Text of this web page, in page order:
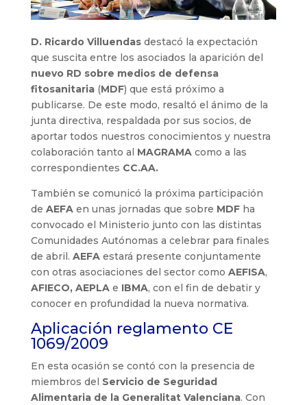
D. Ricardo Villuendasdestacó la expectación
que suscita entre los asociados la aparición del
nuevo RD sobre medios de defensa
fitosanitaria(MDF) que está próximo a
publicarse. De este modo, resaltó el ánimo de la
junta directiva, respaldada por sus socios, de
aportar todos nuestros conocimientos y nuestra
colaboración tanto al MAGRAMAcomo a las
correspondientes CC.AA.
También se comunicó la próxima participación
de AEFAen unas jornadas que sobre MDFha
convocado el Ministerio junto con las distintas
Comunidades Autónomas a celebrar para finales
de abril. AEFAestará presente conjuntamente
con otras asociaciones del sector como AEFISA,
AFIECO, AEPLAe IBMA, con el fin de debatir y
conocer en profundidad la nueva normativa.
Aplicación reglamento CE
1069/2009
En esta ocasión se contó con la presencia de
miembros del Servicio de Seguridad
Alimentaria de la Generalitat Valenciana. Con